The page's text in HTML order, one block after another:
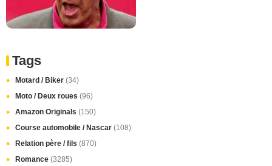
Tags
Motard / Biker (34)
Moto / Deux roues (96)
Amazon Originals (150)
Course automobile / Nascar (108)
Relation père / fils (870)
Romance (3285)